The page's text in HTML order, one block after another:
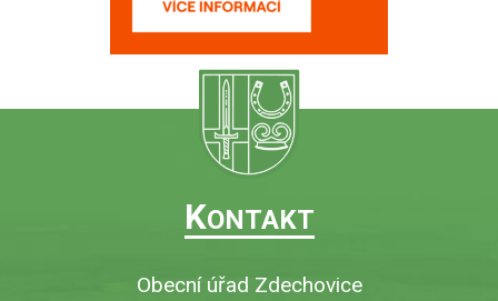
KONTAKT
Obecní úřad Zdechovice